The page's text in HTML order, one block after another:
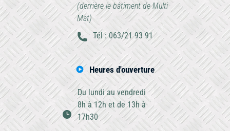
(derrière le bâtiment de Multi
Mat)
Tél : 063/21 93 91
Heures d'ouverture
Du lundi au vendredi
8h à 12h et de 13h à
17h30